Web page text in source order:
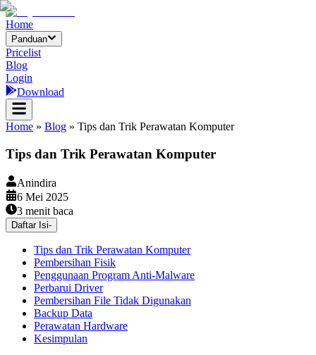
Home
Panduan
Pricelist
Blog
Login
Download
Home » Blog » Tips dan Trik Perawatan Komputer
Tips dan Trik Perawatan Komputer
Anindira
6 Mei 2025
3 menit baca
Daftar Isi-
Tips dan Trik Perawatan Komputer
Pembersihan Fisik
Penggunaan Program Anti-Malware
Perbarui Driver
Pembersihan File Tidak Digunakan
Backup Data
Perawatan Hardware
Kesimpulan